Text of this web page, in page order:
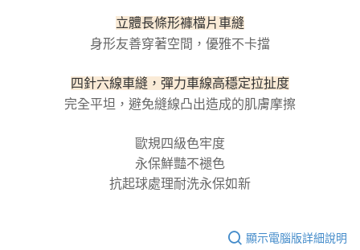
５．嚴禁一人註冊多個帳號或使用他人資訊註冊。若發現惡意使用之情形，
恩沛科技股份有限公司將有權停止該用戶之使用額度並採取法律行動。
立體長條形褲檔片車縫
身形友善穿著空間，優雅不卡擋
四針六線車縫，彈力車線高穩定拉扯度
完全平坦，避免縫線凸出造成的肌膚摩擦
歐規四級色牢度
永保鮮豔不褪色
抗起球處理耐洗永保如新
顯示電腦版詳細說明